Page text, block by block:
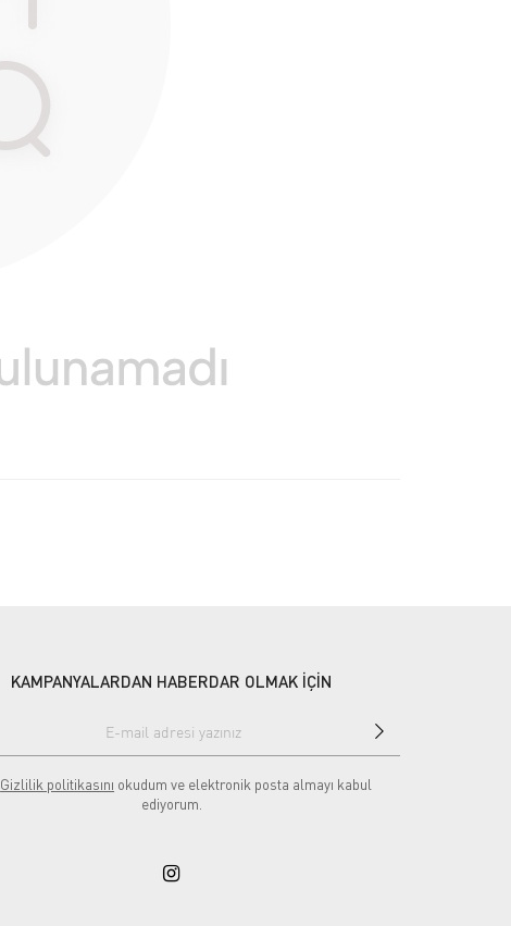
KAMPANYALARDAN HABERDAR OLMAK İÇİN
Gizlilik politikasını okudum ve elektronik posta almayı kabul
ediyorum.